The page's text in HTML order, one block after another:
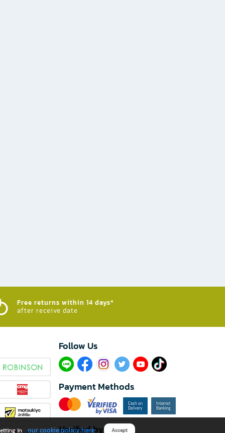
Free returns within 14 days*
after receive date
Follow Us​
Payment Methods
Verified by
in our cookie policy here Accept